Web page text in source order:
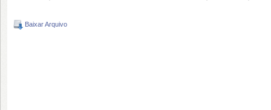
Baixar Arquivo